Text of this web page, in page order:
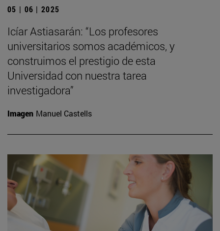
05 | 06 | 2025
Icíar Astiasarán: “Los profesores
universitarios somos académicos, y
construimos el prestigio de esta
Universidad con nuestra tarea
investigadora”
Imagen Manuel Castells